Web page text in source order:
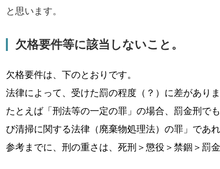
と思います。
欠格要件等に該当しないこと。
欠格要件は、下のとおりです。
法律によって、受けた罰の程度（？）に差があり
たとえば「刑法等の一定の罪」の場合、罰金刑で
び清掃に関する法律（廃棄物処理法）の罪」であ
参考までに、刑の重さは、死刑＞懲役＞禁錮＞罰